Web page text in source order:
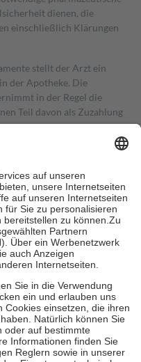
dienen, die
einschließlich Klärungen
stellt der Arzt ein
der Apotheke. Die
in der Regel die
Teil davon als Zuzahlung
in Höhe von zehn
mehr als die tatsächlichen
für Online-Apotheken.
beträgt die
zehn Euro je
ihre eigene Gesundheit zu
Familie zu unterstützen,
18. Lebensjahr
die von der